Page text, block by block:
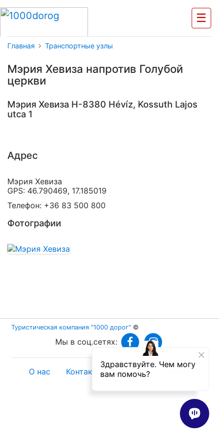
☰
Главная Транспортные узлы
Мэрия Хевиза напротив Голубой
церкви
Мэрия Хевиза H-8380 Hévíz, Kossuth Lajos
utca 1
Адрес
Мэрия Хевиза
GPS: 46.790469, 17.185019
Телефон: +36 83 500 800
Фотографии
Туристическая компания "1000 дорог" ©
Мы в соц.сетях:
О нас Контакты Спецпредложения